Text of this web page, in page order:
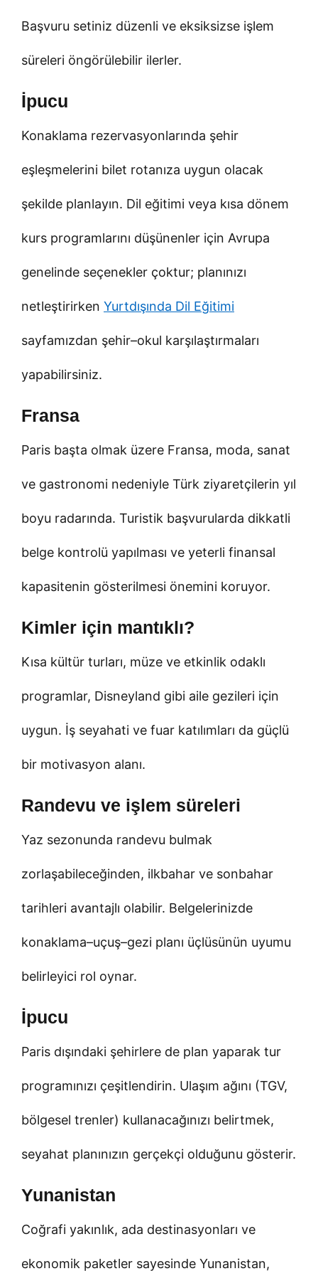
Başvuru setiniz düzenli ve eksiksizse işlem
süreleri öngörülebilir ilerler.
İpucu
Konaklama rezervasyonlarında şehir
eşleşmelerini bilet rotanıza uygun olacak
şekilde planlayın. Dil eğitimi veya kısa dönem
kurs programlarını düşünenler için Avrupa
genelinde seçenekler çoktur; planınızı
netleştirirken Yurtdışında Dil Eğitimi
sayfamızdan şehir–okul karşılaştırmaları
yapabilirsiniz.
Fransa
Paris başta olmak üzere Fransa, moda, sanat
ve gastronomi nedeniyle Türk ziyaretçilerin yıl
boyu radarında. Turistik başvurularda dikkatli
belge kontrolü yapılması ve yeterli finansal
kapasitenin gösterilmesi önemini koruyor.
Kimler için mantıklı?
Kısa kültür turları, müze ve etkinlik odaklı
programlar, Disneyland gibi aile gezileri için
uygun. İş seyahati ve fuar katılımları da güçlü
bir motivasyon alanı.
Randevu ve işlem süreleri
Yaz sezonunda randevu bulmak
zorlaşabileceğinden, ilkbahar ve sonbahar
tarihleri avantajlı olabilir. Belgelerinizde
konaklama–uçuş–gezi planı üçlüsünün uyumu
belirleyici rol oynar.
İpucu
Paris dışındaki şehirlere de plan yaparak tur
programınızı çeşitlendirin. Ulaşım ağını (TGV,
bölgesel trenler) kullanacağınızı belirtmek,
seyahat planınızın gerçekçi olduğunu gösterir.
Yunanistan
Coğrafi yakınlık, ada destinasyonları ve
ekonomik paketler sayesinde Yunanistan,